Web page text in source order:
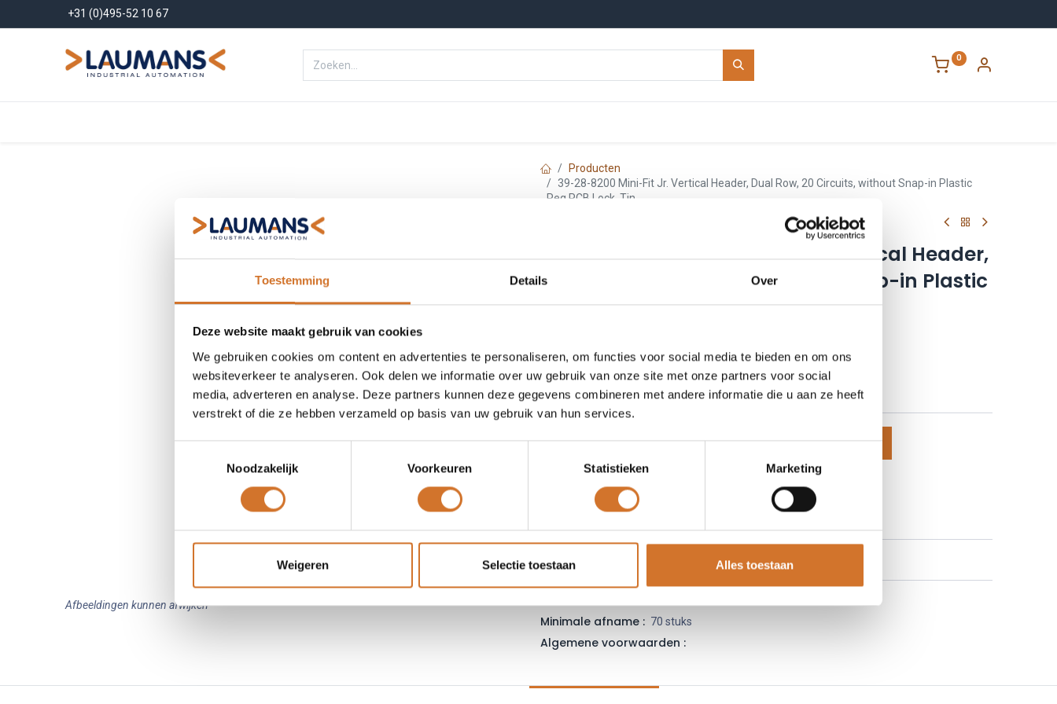
Toestemming Details Over
Deze website maakt gebruik van cookies
We gebruiken cookies om content en advertenties te personaliseren, om functies voor social media te bieden en om ons
websiteverkeer te analyseren. Ook delen we informatie over uw gebruik van onze site met onze partners voor social
media, adverteren en analyse. Deze partners kunnen deze gegevens combineren met andere informatie die u aan ze heeft
verstrekt of die ze hebben verzameld op basis van uw gebruik van hun services.
Noodzakelijk
Voorkeuren Statistieken Marketing
Weigeren Selectie toestaan Alles toestaan
+31 (0)495-52 10 67
0
Afbeeldingen kunnen afwijken
Producten
39-28-8200 Mini-Fit Jr. Vertical Header, Dual Row, 20 Circuits, without Snap-in Plastic
Peg PCB Lock, Tin
Molex 39-28-8200 Mini-Fit Jr. Vertical Header,
Dual Row, 20 Circuits, without Snap-in Plastic
Peg PCB Lock, Tin
Leveranciersnummer :39-28-8200
Login|Registreerom prijzen te zien
Toevoegen aan winkelmand
Vraag offerte
Minimale afname : 70 stuks
Algemene voorwaarden :